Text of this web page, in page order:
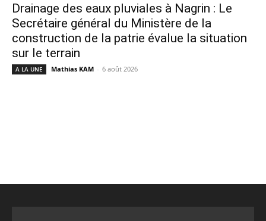
Drainage des eaux pluviales à Nagrin : Le
Secrétaire général du Ministère de la
construction de la patrie évalue la situation
sur le terrain
A LA UNE Mathias KAM - 6 août 2026